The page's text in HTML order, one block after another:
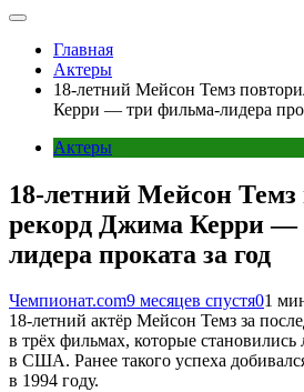
Главная
Актеры
18-летний Мейсон Темз
Керри — три фильма-лидера
Актеры
18-летний Мейсон Темз
рекорд Джима Керри —
лидера проката за год
Чемпионат.com9 месяцев спустя01
18-летний актёр Мейсон Темз за
в трёх фильмах, которые
в США. Ранее такого успеха
в 1994 году.